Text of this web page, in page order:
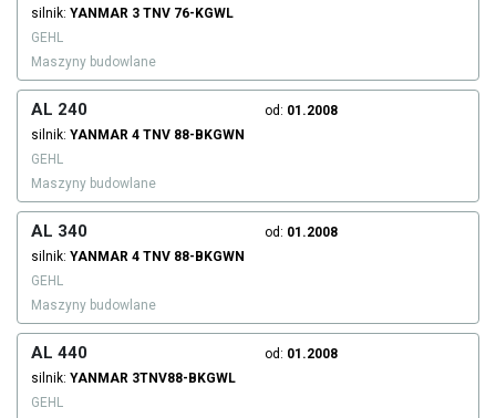
silnik: YANMAR 3 TNV 76-KGWL
GEHL
Maszyny budowlane
AL 240 od: 01.2008
silnik: YANMAR 4 TNV 88-BKGWN
GEHL
Maszyny budowlane
AL 340 od: 01.2008
silnik: YANMAR 4 TNV 88-BKGWN
GEHL
Maszyny budowlane
AL 440 od: 01.2008
silnik: YANMAR 3TNV88-BKGWL
GEHL